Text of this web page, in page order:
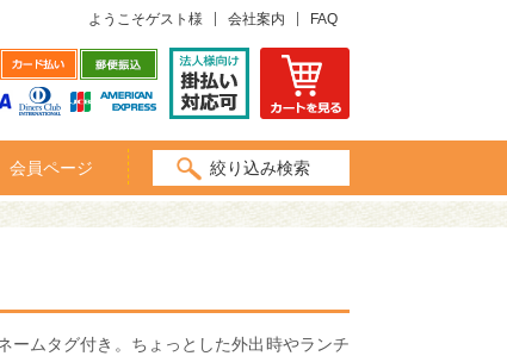
ようこそゲスト様 会社案内 FAQ
会員ページ 絞り込み検索
ームタグ付き。ちょっとした外出時やランチ